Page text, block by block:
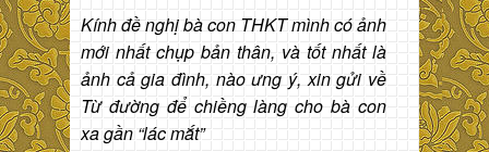
Kính đề nghị bà con THKT mình có ảnh
mới nhất chụp bản thân, và tốt nhất là
ảnh cả gia đình, nào ưng ý, xin gửi về
Từ đường để chiềng làng cho bà con
xa gần “lác mắt”